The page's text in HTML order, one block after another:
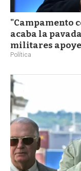
"Campamento
acaba la
militares
Política